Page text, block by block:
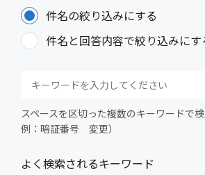
件名の絞り込みにする
件名と回答内容で絞り込みにす
スペースを区切った複数のキーワードで
例：暗証番号 変更）
よく検索されるキーワード